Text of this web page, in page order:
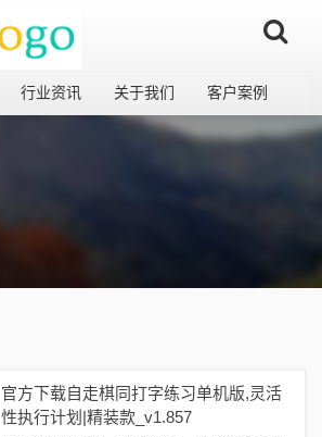
行业资讯 关于我们 客户案例
官方下载自走棋同打字练习单机版,灵活
性执行计划|精装款_v1.857